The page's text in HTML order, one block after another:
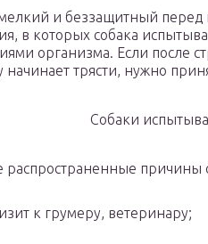
и беззащитный перед
в которых собака
организма. Если после
начинает трясти, нужно
Собаки
распространенные причины
к грумеру, ветеринару;